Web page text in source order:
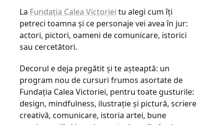
La Fundația Calea Victoriei tu alegi cum îți
petreci toamna și ce personaje vei avea în jur:
actori, pictori, oameni de comunicare, istorici
sau cercetători.
Decorul e deja pregătit și te așteaptă: un
program nou de cursuri frumos asortate de
Fundația Calea Victoriei, pentru toate gusturile:
design, mindfulness, ilustrație și pictură, scriere
creativă, comunicare, istoria artei, bune